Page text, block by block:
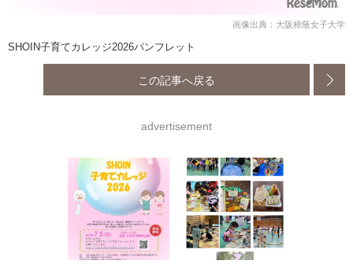
画像出典：大阪樟蔭女子大学
SHOIN子育てカレッジ2026パンフレット
この記事へ戻る
advertisement